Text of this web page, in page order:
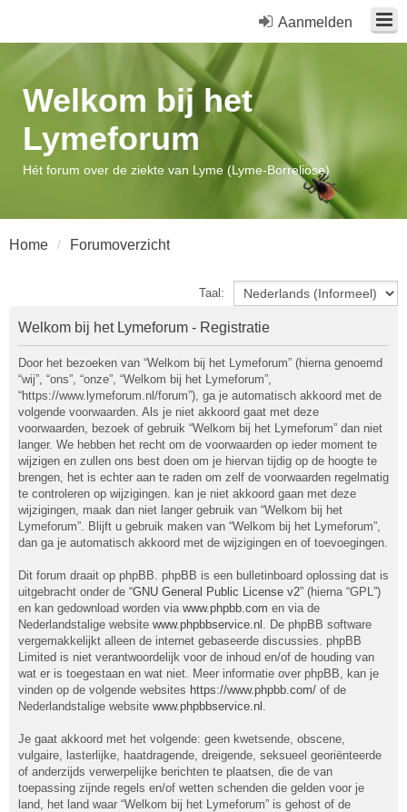
Aanmelden
Welkom bij het
Lymeforum
Hét forum over de ziekte van Lyme (Lyme-Borreliose)
Home Forumoverzicht
Taal:
Welkom bij het Lymeforum - Registratie
Door het bezoeken van “Welkom bij het Lymeforum” (hierna genoemd
“wij”, “ons”, “onze”, “Welkom bij het Lymeforum”,
“https://www.lymeforum.nl/forum”), ga je automatisch akkoord met de
volgende voorwaarden. Als je niet akkoord gaat met deze
voorwaarden, bezoek of gebruik “Welkom bij het Lymeforum” dan niet
langer. We hebben het recht om de voorwaarden op ieder moment te
wijzigen en zullen ons best doen om je hiervan tijdig op de hoogte te
brengen, het is echter aan te raden om zelf de voorwaarden regelmatig
te controleren op wijzigingen. kan je niet akkoord gaan met deze
wijzigingen, maak dan niet langer gebruik van “Welkom bij het
Lymeforum”. Blijft u gebruik maken van “Welkom bij het Lymeforum”,
dan ga je automatisch akkoord met de wijzigingen en of toevoegingen.
Dit forum draait op phpBB. phpBB is een bulletinboard oplossing dat is
uitgebracht onder de “GNU General Public License v2” (hierna “GPL”)
en kan gedownload worden via www.phpbb.com en via de
Nederlandstalige website www.phpbbservice.nl . De phpBB software
vergemakkelijkt alleen de internet gebaseerde discussies. phpBB
Limited is niet verantwoordelijk voor de inhoud en/of de houding van
wat er is toegestaan en wat niet. Meer informatie over phpBB, kan je
vinden op de volgende websites https://www.phpbb.com/ of de
Nederlandstalige website www.phpbbservice.nl .
Je gaat akkoord met het volgende: geen kwetsende, obscene,
vulgaire, lasterlijke, haatdragende, dreigende, seksueel georiënteerde
of anderzijds verwerpelijke berichten te plaatsen, die de van
toepassing zijnde regels en/of wetten schenden die gelden voor je
land, het land waar “Welkom bij het Lymeforum” is gehost of de